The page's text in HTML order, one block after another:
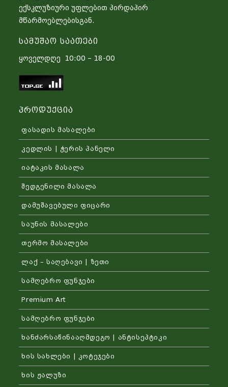
ექსკლუზიური უფლებით პირდაპირ
მწარმოებლებისგან.
Სამუშაო Საათები
ყოველდღე 10:00 – 18-00
Პროდუქცია
ფასადის მასალები
კედლის | ჭერის პანელი
იატაკის მასალა
შედგენილი მასალა
დამუშავებული ფიცარი
საუნის მასალები
თერმო მასალები
ლაქ – საღებავი | ზეთი
სამღებრო ფუნჯები
Premium Art
სამღებრო ფუნჯები
ხანძარსაწინააღმდეგო | ანტისეპტიკი
ხის სახლები | კოტეჯები
ხის ჟალუზი